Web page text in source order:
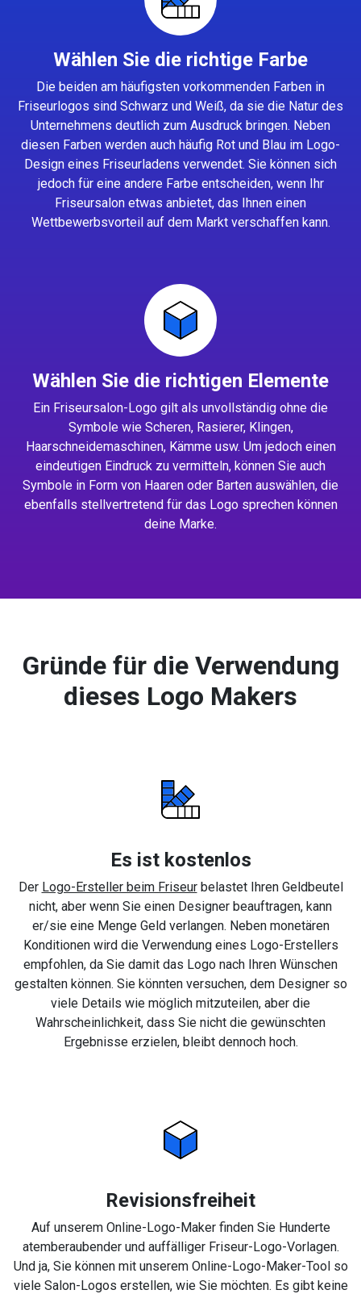
Wählen Sie die richtige Farbe
Die beiden am häufigsten vorkommenden Farben in
Friseurlogos sind Schwarz und Weiß, da sie die Natur des
Unternehmens deutlich zum Ausdruck bringen. Neben
diesen Farben werden auch häufig Rot und Blau im Logo-
Design eines Friseurladens verwendet. Sie können sich
jedoch für eine andere Farbe entscheiden, wenn Ihr
Friseursalon etwas anbietet, das Ihnen einen
Wettbewerbsvorteil auf dem Markt verschaffen kann.
Wählen Sie die richtigen Elemente
Ein Friseursalon-Logo gilt als unvollständig ohne die
Symbole wie Scheren, Rasierer, Klingen,
Haarschneidemaschinen, Kämme usw. Um jedoch einen
eindeutigen Eindruck zu vermitteln, können Sie auch
Symbole in Form von Haaren oder Barten auswählen, die
ebenfalls stellvertretend für das Logo sprechen können
deine Marke.
Gründe für die Verwendung
dieses Logo Makers
Es ist kostenlos
Der Logo-Ersteller beim Friseurbelastet Ihren Geldbeutel
nicht, aber wenn Sie einen Designer beauftragen, kann
er/sie eine Menge Geld verlangen. Neben monetären
Konditionen wird die Verwendung eines Logo-Erstellers
empfohlen, da Sie damit das Logo nach Ihren Wünschen
gestalten können. Sie könnten versuchen, dem Designer so
viele Details wie möglich mitzuteilen, aber die
Wahrscheinlichkeit, dass Sie nicht die gewünschten
Ergebnisse erzielen, bleibt dennoch hoch.
Revisionsfreiheit
Auf unserem Online-Logo-Maker finden Sie Hunderte
atemberaubender und auffälliger Friseur-Logo-Vorlagen.
Und ja, Sie können mit unserem Online-Logo-Maker-Tool so
viele Salon-Logos erstellen, wie Sie möchten. Es gibt keine